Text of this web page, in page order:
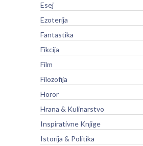
Esej
Ezoterija
Fantastika
Fikcija
Film
Filozofija
Horor
Hrana & Kulinarstvo
Inspirativne Knjige
Istorija & Politika